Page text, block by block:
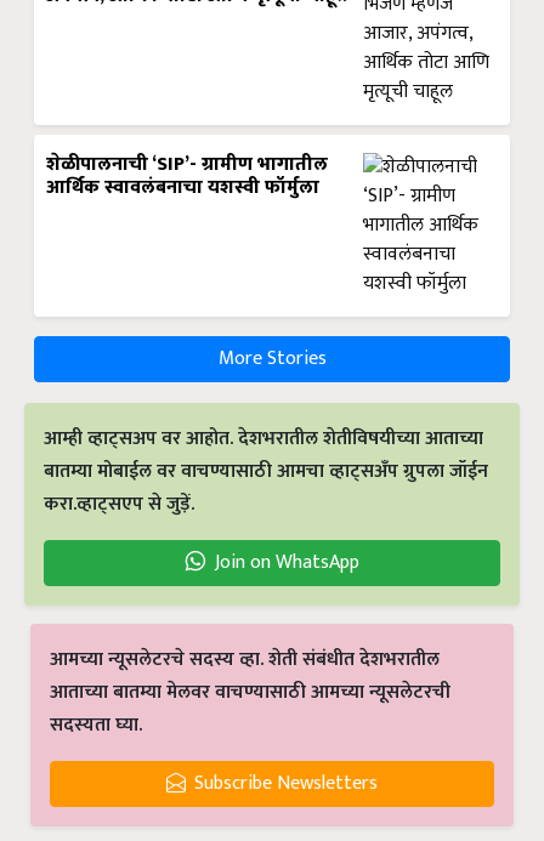
शेळीपालनाची ‘SIP’- ग्रामीण भागातील
आर्थिक स्वावलंबनाचा यशस्वी फॉर्मुला
More Stories
आम्ही व्हाट्सअप वर आहोत. देशभरातील शेतीविषयीच्या आताच्या
बातम्या मोबाईल वर वाचण्यासाठी आमचा व्हाट्सअँप ग्रुपला जॉईन
करा.व्हाट्सएप से जुड़ें.
Join on WhatsApp
आमच्या न्यूसलेटरचे सदस्य व्हा. शेती संबंधीत देशभरातील
आताच्या बातम्या मेलवर वाचण्यासाठी आमच्या न्यूसलेटरची
सदस्यता घ्या.
Subscribe Newsletters